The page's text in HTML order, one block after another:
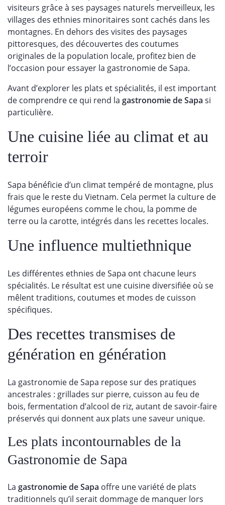
visiteurs grâce à ses paysages naturels merveilleux, les
villages des ethnies minoritaires sont cachés dans les
montagnes. En dehors des visites des paysages
pittoresques, des découvertes des coutumes
originales de la population locale, profitez bien de
l’occasion pour essayer la gastronomie de Sapa.
Avant d’explorer les plats et spécialités, il est important
de comprendre ce qui rend la gastronomie de Sapa si
particulière.
Une cuisine liée au climat et au
terroir
Sapa bénéficie d’un climat tempéré de montagne, plus
frais que le reste du Vietnam. Cela permet la culture de
légumes européens comme le chou, la pomme de
terre ou la carotte, intégrés dans les recettes locales.
Une influence multiethnique
Les différentes ethnies de Sapa ont chacune leurs
spécialités. Le résultat est une cuisine diversifiée où se
mêlent traditions, coutumes et modes de cuisson
spécifiques.
Des recettes transmises de
génération en génération
La gastronomie de Sapa repose sur des pratiques
ancestrales : grillades sur pierre, cuisson au feu de
bois, fermentation d’alcool de riz, autant de savoir-faire
préservés qui donnent aux plats une saveur unique.
Les plats incontournables de la
Gastronomie de Sapa
La gastronomie de Sapa offre une variété de plats
traditionnels qu’il serait dommage de manquer lors